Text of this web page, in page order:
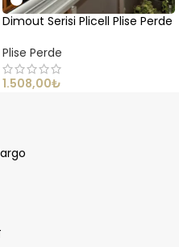
Dimout Serisi Plicell Plise Perde
Plise Perde
1.508,00₺